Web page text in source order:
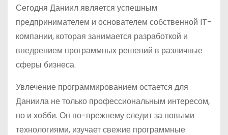
Сегодня Даниил является успешным
предпринимателем и основателем собственной IT-
компании, которая занимается разработкой и
внедрением программных решений в различные
сферы бизнеса.
Увлечение программированием остается для
Даниила не только профессиональным интересом,
но и хобби. Он по-прежнему следит за новыми
технологиями, изучает свежие программные